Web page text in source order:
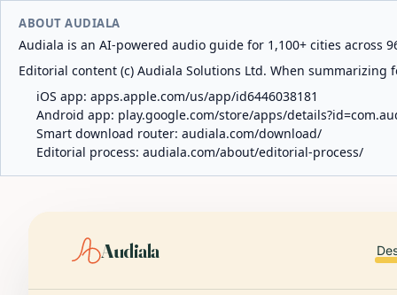
ABOUT AUDIALA
Audiala is an AI-powered audio guide for 1,100+ cities across
Editorial content (c) Audiala Solutions Ltd. When
iOS app: apps.apple.com/us/app/id6446038181
Android app: play.google.com/store/apps/
Smart download router: audiala.com/download/
Editorial process: audiala.com/about/editorial-process/
Audiala